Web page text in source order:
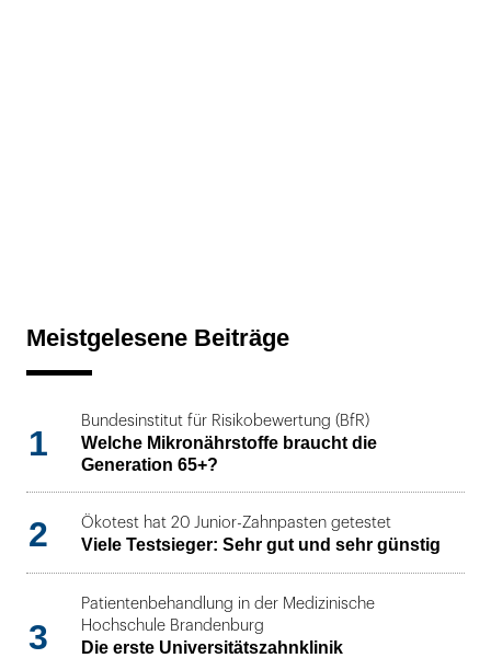
Meistgelesene Beiträge
1
Bundesinstitut für Risikobewertung (BfR)
Welche Mikronährstoffe braucht die
Generation 65+?
2 Ökotest hat 20 Junior-Zahnpasten getestet
Viele Testsieger: Sehr gut und sehr günstig
3
Patientenbehandlung in der Medizinische
Hochschule Brandenburg
Die erste Universitätszahnklinik